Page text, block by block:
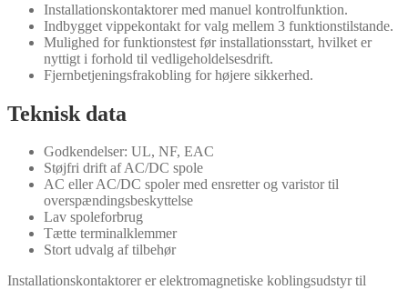
Installationskontaktorer med manuel kontrolfunktion.
Indbygget vippekontakt for valg mellem 3 funktionstilstande.
Mulighed for funktionstest før installationsstart, hvilket er
nyttigt i forhold til vedligeholdelsesdrift.
Fjernbetjeningsfrakobling for højere sikkerhed.
Teknisk data
Godkendelser: UL, NF, EAC
Støjfri drift af AC/DC spole
AC eller AC/DC spoler med ensretter og varistor til
overspændingsbeskyttelse
Lav spoleforbrug
Tætte terminalklemmer
Stort udvalg af tilbehør
Installationskontaktorer er elektromagnetiske koblingsudstyr til